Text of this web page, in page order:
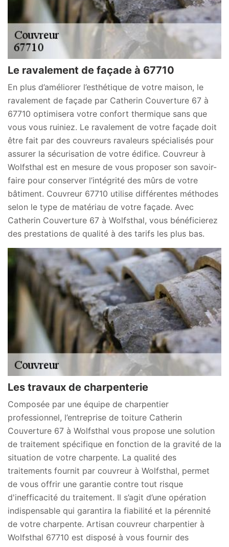
Le ravalement de façade à 67710
En plus d’améliorer l’esthétique de votre maison, le
ravalement de façade par Catherin Couverture 67 à
67710 optimisera votre confort thermique sans que
vous vous ruiniez. Le ravalement de votre façade doit
être fait par des couvreurs ravaleurs spécialisés pour
assurer la sécurisation de votre édifice. Couvreur à
Wolfsthal est en mesure de vous proposer son savoir-
faire pour conserver l’intégrité des mûrs de votre
bâtiment. Couvreur 67710 utilise différentes méthodes
selon le type de matériau de votre façade. Avec
Catherin Couverture 67 à Wolfsthal, vous bénéficierez
des prestations de qualité à des tarifs les plus bas.
Les travaux de charpenterie
Composée par une équipe de charpentier
professionnel, l’entreprise de toiture Catherin
Couverture 67 à Wolfsthal vous propose une solution
de traitement spécifique en fonction de la gravité de la
situation de votre charpente. La qualité des
traitements fournit par couvreur à Wolfsthal, permet
de vous offrir une garantie contre tout risque
d'inefficacité du traitement. Il s’agit d’une opération
indispensable qui garantira la fiabilité et la pérennité
de votre charpente. Artisan couvreur charpentier à
Wolfsthal 67710 est disposé à vous fournir des